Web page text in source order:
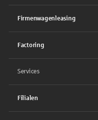
Firmenwagenleasing
Factoring
Services
Filialen